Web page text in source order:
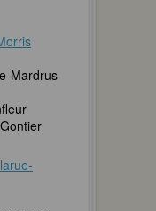
Mardrus